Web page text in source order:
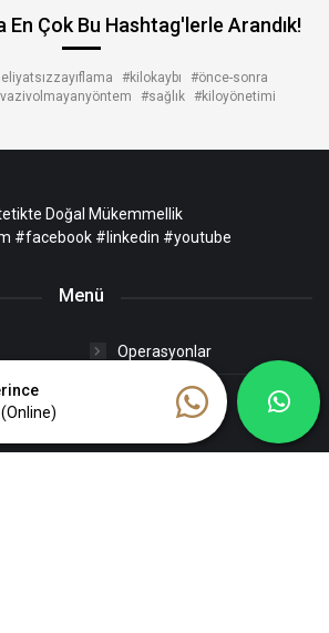
En Çok Bu Hashtag'lerle Arandık!
#kilokaybı
#önce-sonra
#sağlık #kiloyönetimi
Doğal Mükemmellik
#facebook #linkedin #youtube
Menü
Operasyonlar